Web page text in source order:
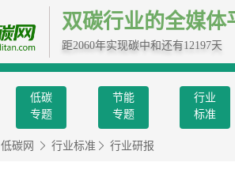
双碳行业的全媒体
距2060年实现碳中和还有12197天
低碳
专题
节能
专题
行业
标准
低碳网 行业标准 行业研报